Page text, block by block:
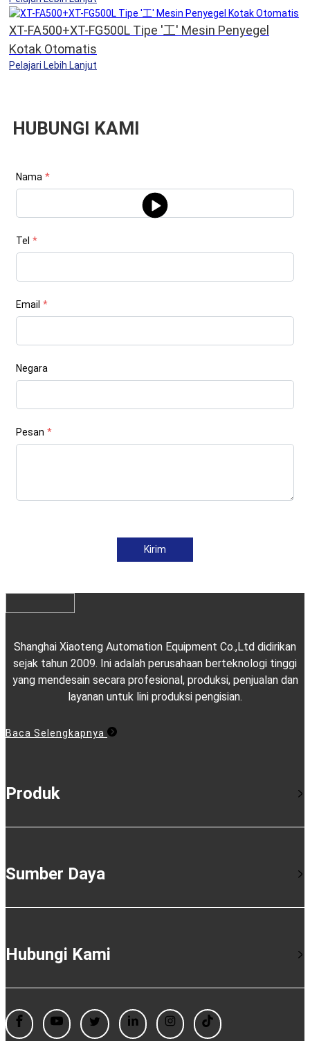
XT-FA500+XT-FG500L Tipe '工' Mesin Penyegel
Kotak Otomatis
Pelajari Lebih Lanjut
HUBUNGI KAMI
Nama *
Tel *
Email *
Negara
Pesan *
Kirim
Shanghai Xiaoteng Automation Equipment Co.,Ltd didirikan
sejak tahun 2009. Ini adalah perusahaan berteknologi tinggi
yang mendesain secara profesional, produksi, penjualan dan
layanan untuk lini produksi pengisian.
Baca Selengkapnya
Produk
Sumber Daya
Hubungi Kami